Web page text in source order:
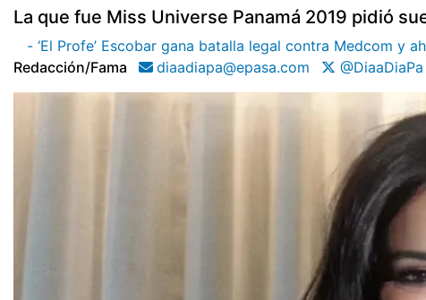
La que fue Miss Universe Panamá 2019 pidió
- ‘El Profe’ Escobar gana batalla legal contra Medcom y
Redacción/fama
diaadiapa@epasa.com @DiaaDiaPa